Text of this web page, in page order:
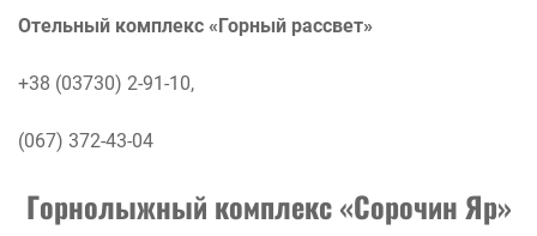
Отельный комплекс «Горный рассвет»
+38 (03730) 2-91-10,
(067) 372-43-04
Горнолыжный комплекс «Сорочин Яр»